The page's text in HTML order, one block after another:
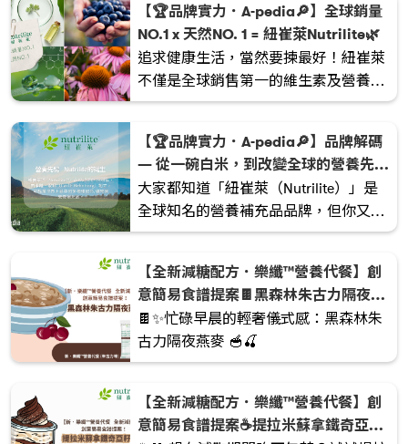
【🏆品牌實力．A-pedia🔎】全球銷量
NO.1 x 天然NO. 1 = 紐崔萊Nutrilite🌿
追求健康生活，當然要揀最好！紐崔萊
不僅是全球銷售第一的維生素及營養補
充品品牌，更在營養領域深耕超過90
【🏆品牌實力．A-pedia🔎】品牌解碼
— 從一碗白米，到改變全球的營養先驅
🌾✨
大家都知道「紐崔萊（Nutrilite）」是
全球知名的營養補充品品牌，但你又知
不知道，這個引領健康潮流的品牌，靈
🍚？ 今天就帶大家坐上時光機，回到
1920 年代，揭開這段改變無數人健康的
故事。
【全新減糖配方．樂纖™營養代餐】創
意簡易食譜提案🍫黑森林朱古力隔夜燕
麥🍒
🍫✨忙碌早晨的輕奢儀式感：黑森林朱
古力隔夜燕麥 🥣🍒
【全新減糖配方．樂纖™營養代餐】創
意簡易食譜提案☕️提拉米蘇拿鐵奇亞籽